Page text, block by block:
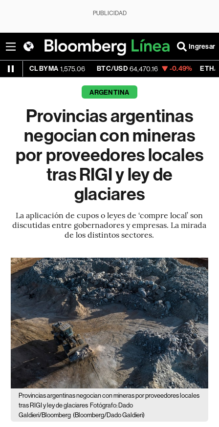
PUBLICIDAD
Ingresar
1,575.06 BTC/USD 64,470.16 -0.49% ETH/USD
ARGENTINA
Provincias argentinas
negocian con mineras
por proveedores locales
tras RIGI y ley de
glaciares
La aplicación de cupos o leyes de ‘compre local’ son
discutidas entre gobernadores y empresas. La mirada
de los distintos sectores.
Provincias argentinas negocian con mineras por proveedores locales
tras RIGI y ley de glaciares Fotógrafo: Dado
Galdieri/Bloomberg (Bloomberg/Dado Galdieri)